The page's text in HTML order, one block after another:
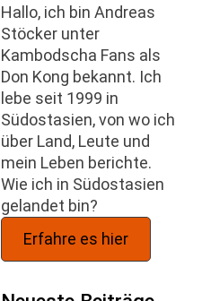
Hallo, ich bin Andreas
Stöcker unter
Kambodscha Fans als
Don Kong bekannt. Ich
lebe seit 1999 in
Südostasien, von wo ich
über Land, Leute und
mein Leben berichte.
Wie ich in Südostasien
gelandet bin?
Erfahre es hier